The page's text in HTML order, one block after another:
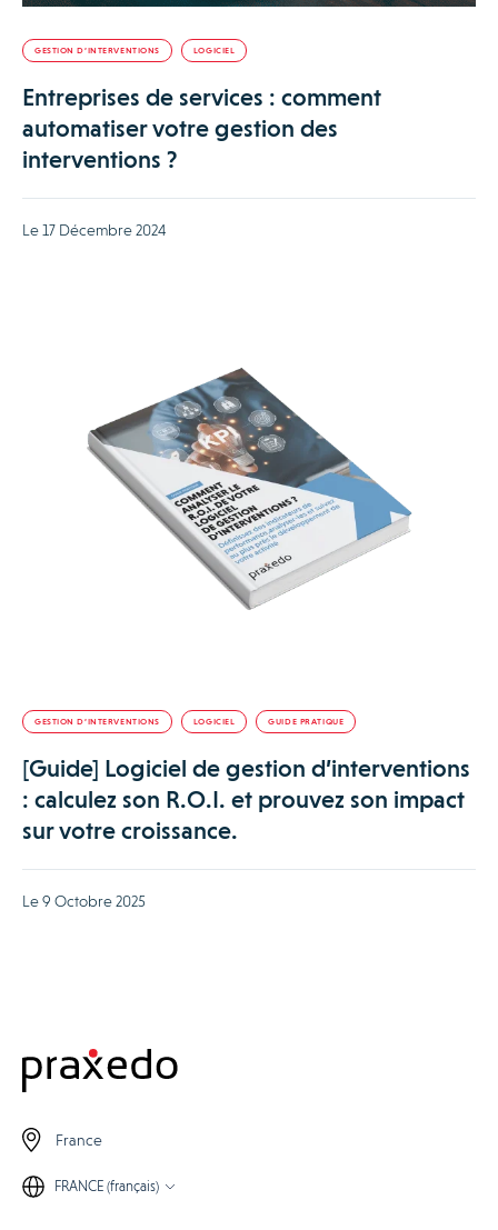
GESTION D’INTERVENTIONS LOGICIEL
Entreprises de services : comment
automatiser votre gestion des
interventions ?
Le 17 Décembre 2024
GESTION D’INTERVENTIONS LOGICIEL GUIDE PRATIQUE
[Guide] Logiciel de gestion d’interventions
: calculez son R.O.I. et prouvez son impact
sur votre croissance.
Le 9 Octobre 2025
France
FRANCE (français)